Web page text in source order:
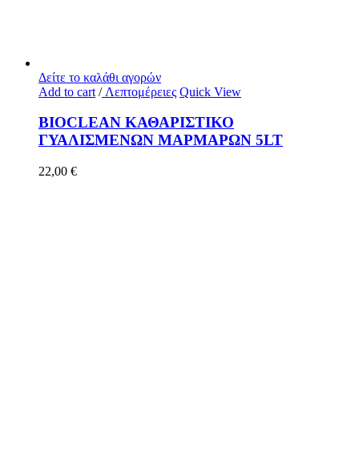
Δείτε το καλάθι αγορών
Add to cart /Λεπτομέρειες Quick View
BIOCLEAN ΚΑΘΑΡΙΣΤΙΚΟ
ΓΥΑΛΙΣΜΕΝΩΝ ΜΑΡΜΑΡΩΝ 5LT
22,00 €